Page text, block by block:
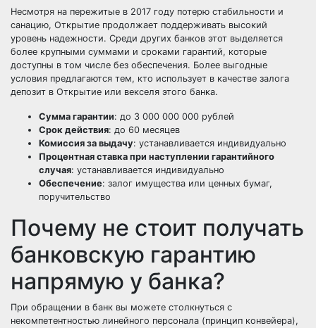
Несмотря на пережитые в 2017 году потерю стабильности и
санацию, Открытие продолжает поддерживать высокий
уровень надежности. Среди других банков этот выделяется
более крупными суммами и сроками гарантий, которые
доступны в том числе без обеспечения. Более выгодные
условия предлагаются тем, кто использует в качестве залога
депозит в Открытие или векселя этого банка.
Сумма гарантии: до 3 000 000 000 рублей
Срок действия: до 60 месяцев
Комиссия за выдачу: устанавливается индивидуально
Процентная ставка при наступлении гарантийного
случая: устанавливается индивидуально
Обеспечение: залог имущества или ценных бумаг,
поручительство
Почему не стоит получать
банковскую гарантию
напрямую у банка?
При обращении в банк вы можете столкнуться с
некомпетентностью линейного персонала (принцип конвейера),